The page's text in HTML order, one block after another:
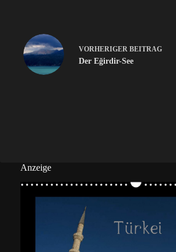
VORHERIGER BEITRAG
Der Eğirdir-See
Anzeige